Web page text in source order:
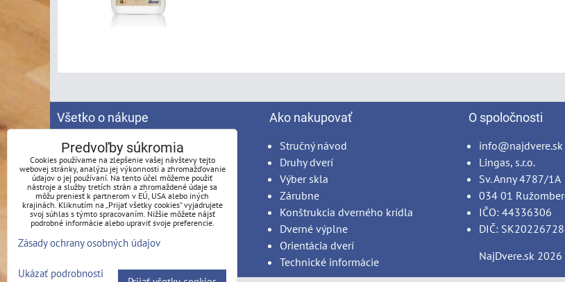
Všetko o nákupe
Spracovanie osobných údajov
Obchodné podmienky
Reklamačný poriadok
Možnosti platby
Možnosti dopravy
Produkty na mieru - podmienky
Montáž
Ako nakupovať
Stručný návod
Druhy dverí
Výber skla
Zárubne
Konštrukcia dverného krídla
Dverné výplne
Orientácia dverí
Technické informácie
O spoločnosti
info@najdvere.sk
Lingas, s.r.o.
Sv. Anny 4787/1A
034 01
IČO: 44336306
DIČ:
NajDvere.sk
Predvoľby súkromia
Cookies používame na zlepšenie vašej návštevy tejto
webovej stránky, analýzu jej výkonnosti a zhromažďovanie
údajov o jej používaní. Na tento účel môžeme použiť
nástroje a služby tretích strán a zhromaždené údaje sa
môžu preniesť k partnerom v EÚ, USA alebo iných
krajinách. Kliknutím na „Prijať všetky cookies“ vyjadrujete
svoj súhlas s týmto spracovaním. Nižšie môžete nájsť
podrobné informácie alebo upraviť svoje preferencie.
Zásady ochrany osobných údajov
Ukázať podrobnosti